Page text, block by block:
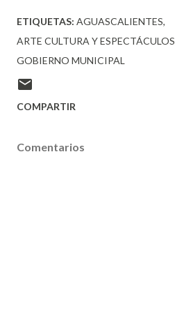
ETIQUETAS: AGUASCALIENTES
ARTE CULTURA Y ESPECTÁCULOS
GOBIERNO MUNICIPAL
COMPARTIR
Comentarios